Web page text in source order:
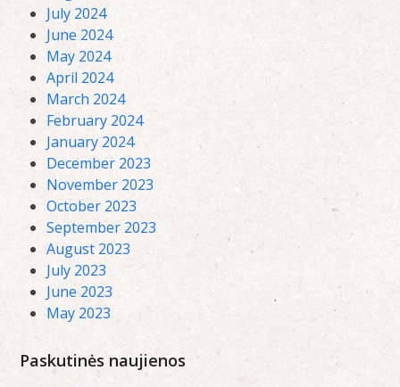
July 2024
June 2024
May 2024
April 2024
March 2024
February 2024
January 2024
December 2023
November 2023
October 2023
September 2023
August 2023
July 2023
June 2023
May 2023
Paskutinės naujienos